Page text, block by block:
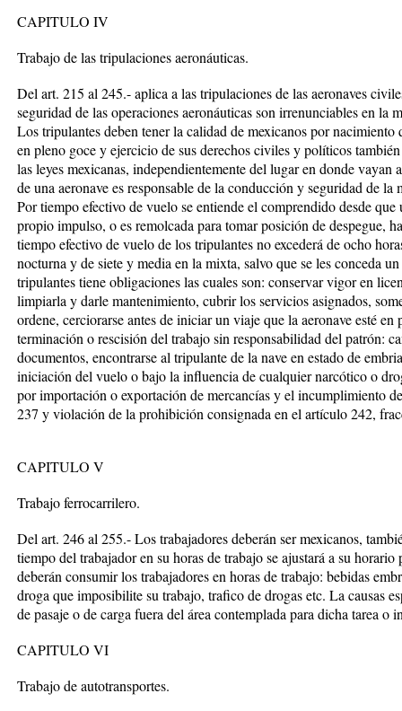
CAPITULO IV
Trabajo de las tripulaciones aeronáuticas.
Del art. 215 al 245.- aplica a las tripulaciones de las aeronaves
seguridad de las operaciones aeronáuticas son irrenunciables en la
Los tripulantes deben tener la calidad de mexicanos por
en pleno goce y ejercicio de sus derechos civiles y políticos
las leyes mexicanas, independientemente del lugar en donde
de una aeronave es responsable de la conducción y seguridad de
Por tiempo efectivo de vuelo se entiende el comprendido desde que
propio impulso, o es remolcada para tomar posición de despegue,
tiempo efectivo de vuelo de los tripulantes no excederá de ocho
nocturna y de siete y media en la mixta, salvo que se les conceda
tripulantes tiene obligaciones las cuales son: conservar vigor en
limpiarla y darle mantenimiento, cubrir los servicios asignados,
ordene, cerciorarse antes de iniciar un viaje que la aeronave esté
terminación o rescisión del trabajo sin responsabilidad del patrón:
documentos, encontrarse al tripulante de la nave en estado de
iniciación del vuelo o bajo la influencia de cualquier narcótico o
por importación o exportación de mercancías y el incumplimiento
237 y violación de la prohibición consignada en el artículo 242,
CAPITULO V
Trabajo ferrocarrilero.
Del art. 246 al 255.- Los trabajadores deberán ser mexicanos,
tiempo del trabajador en su horas de trabajo se ajustará a su
deberán consumir los trabajadores en horas de trabajo: bebidas
droga que imposibilite su trabajo, trafico de drogas etc. La causas
de pasaje o de carga fuera del área contemplada para dicha tarea
CAPITULO VI
Trabajo de autotransportes.